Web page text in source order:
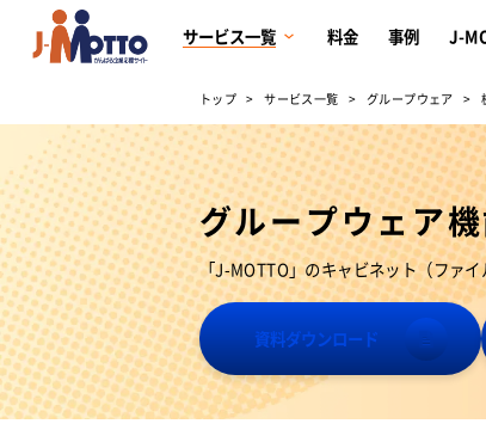
サービス一覧 料金 事例 J-
トップ サービス一覧 グループウェア
グループウェア
「J-MOTTO」のキャビネット（ファイ
資料ダウンロード